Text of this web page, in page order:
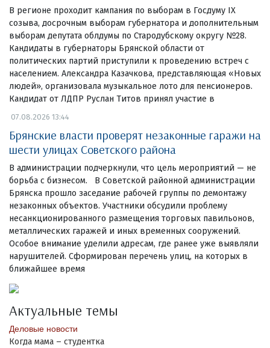
В регионе проходит кампания по выборам в Госдуму IX
созыва, досрочным выборам губернатора и дополнительным
выборам депутата облдумы по Стародубскому округу №28.
Кандидаты в губернаторы Брянской области от
политических партий приступили к проведению встреч с
населением. Александра Казачкова, представляющая «Новых
людей», организовала музыкальное лото для пенсионеров.
Кандидат от ЛДПР Руслан Титов принял участие в
07.08.2026 13:44
Брянские власти проверят незаконные гаражи на
шести улицах Советского района
В администрации подчеркнули, что цель мероприятий — не
борьба с бизнесом. В Советской районной администрации
Брянска прошло заседание рабочей группы по демонтажу
незаконных объектов. Участники обсудили проблему
несанкционированного размещения торговых павильонов,
металлических гаражей и иных временных сооружений.
Особое внимание уделили адресам, где ранее уже выявляли
нарушителей. Сформирован перечень улиц, на которых в
ближайшее время
Актуальные темы
Деловые новости
Когда мама – студентка